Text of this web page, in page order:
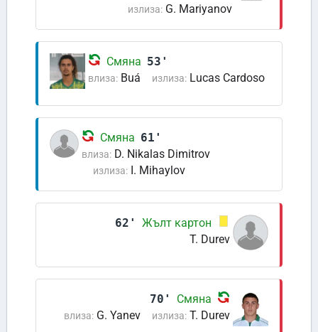
излиза: G. Mariyanov
Смяна 53'
влиза: Buá излиза: Lucas Cardoso
Смяна 61'
влиза: D. Nikalas Dimitrov
излиза: I. Mihaylov
62'
Жълт картон
T. Durev
70' Смяна
влиза: G. Yanev излиза: T. Durev